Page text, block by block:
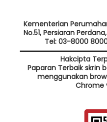
Kementerian
No.51, Persiaran
Tel: 03-8000
Hakcipta
Paparan Terbaik skrin
menggunakan
Chrome